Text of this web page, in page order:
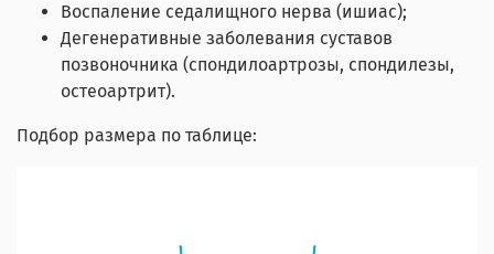
Воспаление седалищного нерва (ишиас);
Дегенеративные заболевания суставов
позвоночника (спондилоартрозы, спондилезы,
остеоартрит).
Подбор размера по таблице: